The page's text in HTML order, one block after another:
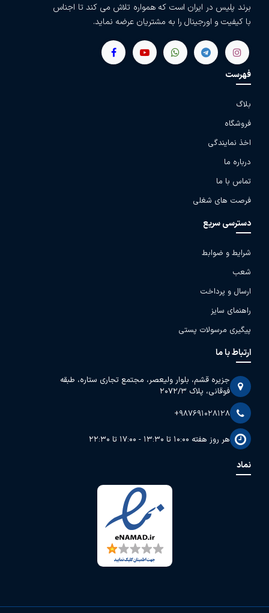
برند پلیس در ایران است که همواره تلاش می کند تا اجناس
با کیفیت و اورجینال را به مشتریان عرضه نماید.
فهرست
بلاگ
فروشگاه
اخذ نمایندگی
درباره ما
تماس با ما
فرصت های شغلی
دسترسی سریع
شرایط و ضوابط
شعب
ارسال و پرداخت
راهنمای سایز
پیگیری مرسولات پستی
ارتباط با ما
جزیره قشم، بلوار ولیعصر، مجتمع تجاری ستاره، طبقه
فوقانی، پلاک 2072/3
+987691028128
هر روز هفته 10:00 تا 13:30 - 17:00 تا 22:30
نماد